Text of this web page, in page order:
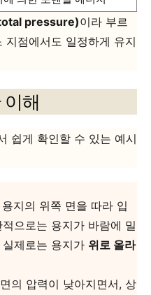
pressure)이라 부르
지점에서도 일정하게 유지
이해
쉽게 확인할 수 있는 예시
지의 위쪽 면을 따라 입
으로는 용지가 바람에 밀
제로는 용지가 위로 올라
의 압력이 낮아지면서, 상